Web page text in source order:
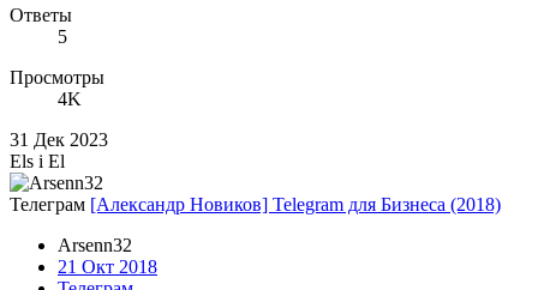
Ответы
5
Просмотры
4K
31 Дек 2023
Els i El
Телеграм [Александр Новиков] Telegram для Бизнеса (2018)
Arsenn32
21 Окт 2018